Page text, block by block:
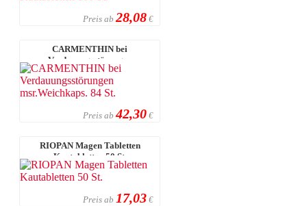
Preis ab 28,08 €
CARMENTHIN bei
Verdauungsstörungen
msr.Weichkaps. 84 St.
Preis ab 42,30 €
RIOPAN Magen Tabletten
Kautabletten 50 St.
Preis ab 17,03 €